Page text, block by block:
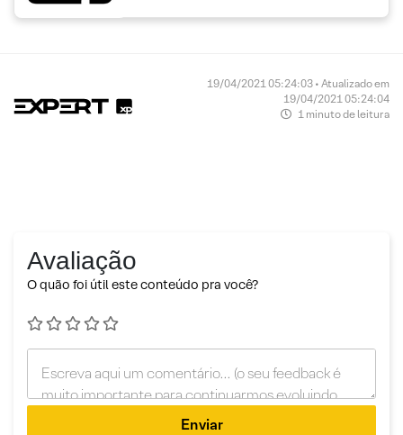
19/04/2021 05:24:03 • Atualizado em
19/04/2021 05:24:04
1 minuto de leitura
Avaliação
O quão foi útil este conteúdo pra você?
Enviar